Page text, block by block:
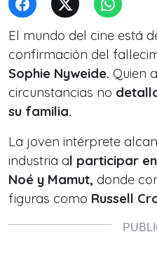
El mundo del cine está
confirmación del
Sophie Nyweide. Quien
circunstancias no
su familia.
La joven intérprete
industria al participar
Noé y Mamut, donde
figuras como Russell